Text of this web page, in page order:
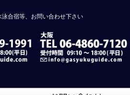
合宿等、お問い合わせ下さい